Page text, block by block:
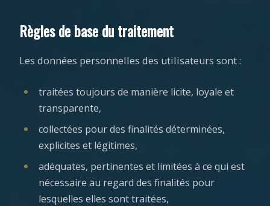
Règles de base du traitement
Les données personnelles des utilisateurs sont :
traitées toujours de manière licite, loyale et
transparente,
collectées pour des finalités déterminées,
explicites et légitimes,
adéquates, pertinentes et limitées à ce qui est
nécessaire au regard des finalités pour
lesquelles elles sont traitées,